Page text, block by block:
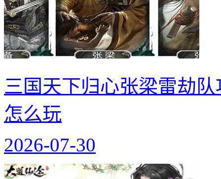
三国天下归心张梁雷劫
怎么玩
2026-07-30